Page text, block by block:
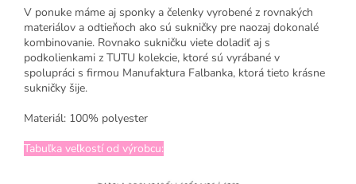
V ponuke máme aj sponky a čelenky vyrobené z rovnakých
materiálov a odtieňoch ako sú sukničky pre naozaj dokonalé
kombinovanie. Rovnako sukničku viete doladiť aj s
podkolienkami z TUTU kolekcie, ktoré sú vyrábané v
spolupráci s firmou Manufaktura Falbanka, ktorá tieto krásne
sukničky šije.
Materiál: 100% polyester
Tabuľka veľkostí od výrobcu: